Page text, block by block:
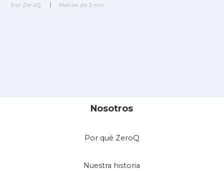
Por ZeroQ Menos de 3 min.
Nosotros
Por qué ZeroQ
Nuestra historia